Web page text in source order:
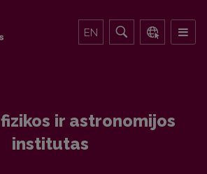
EN
ir astronomijos
institutas